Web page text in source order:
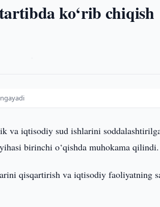
ko‘rib chiqish
va iqtisodiy sud ishlarini
birinchi o‘qishda muhokama qilindi.
qisqartirish va iqtisodiy faoliyatning